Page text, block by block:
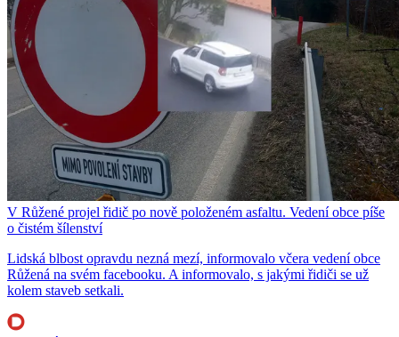
V Růžené projel řidič po nově položeném asfaltu. Vedení obce píše
o čistém šílenství
Lidská blbost opravdu nezná mezí, informovalo včera vedení obce
Růžená na svém facebooku. A informovalo, s jakými řidiči se už
kolem staveb setkali.